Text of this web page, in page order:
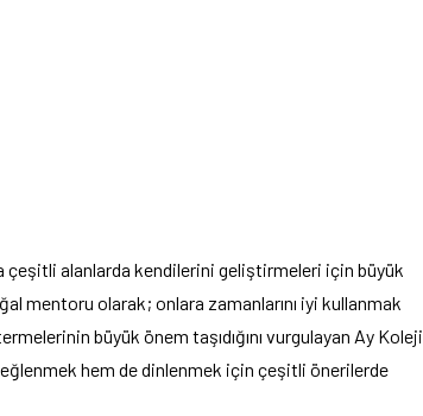
çeşitli alanlarda kendilerini geliştirmeleri için büyük
mentoru olarak; onlara zamanlarını iyi kullanmak
büyük önem taşıdığını vurgulayan Ay Koleji
hem de dinlenmek için çeşitli önerilerde